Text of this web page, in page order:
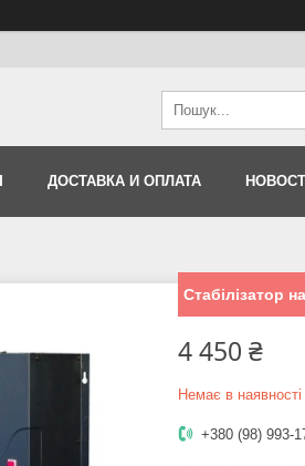
ДОСТАВКА И ОПЛАТА
Стабілізатор
4 450 ₴
Немає в наявності
+380 (98) 993-